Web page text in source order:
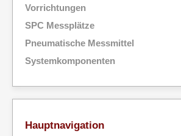
Vorrichtungen
SPC Messplätze
Pneumatische Messmittel
Systemkomponenten
Hauptnavigation